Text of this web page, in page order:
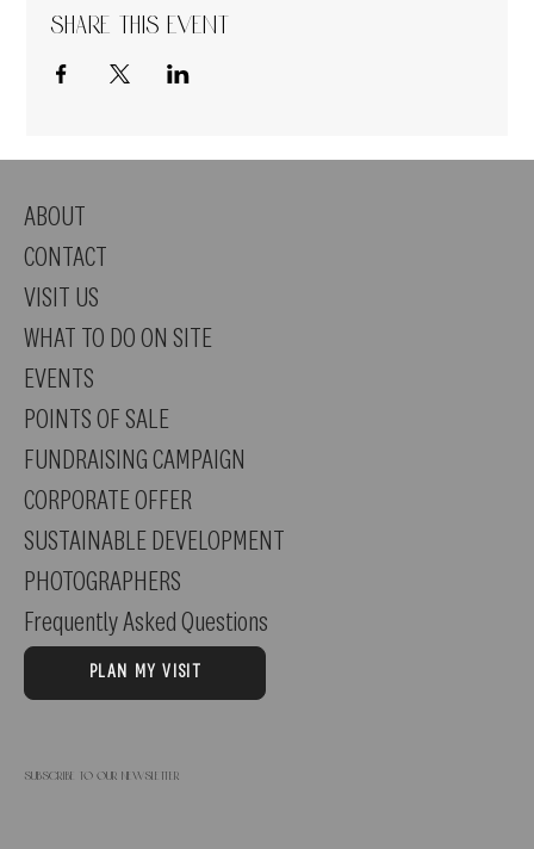
Share this event
ABOUT
CONTACT
VISIT US
WHAT TO DO ON SITE
EVENTS
POINTS OF SALE
FUNDRAISING CAMPAIGN
CORPORATE OFFER
SUSTAINABLE DEVELOPMENT
PHOTOGRAPHERS
Frequently Asked Questions
PLAN MY VISIT
Subscribe to our newsletter